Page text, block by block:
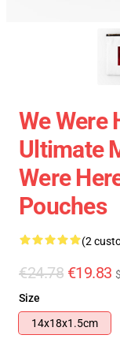
We Were
Ultimate
Were
Pouches
(2
€24.78 €19.83
Size
14x18x1.5cm